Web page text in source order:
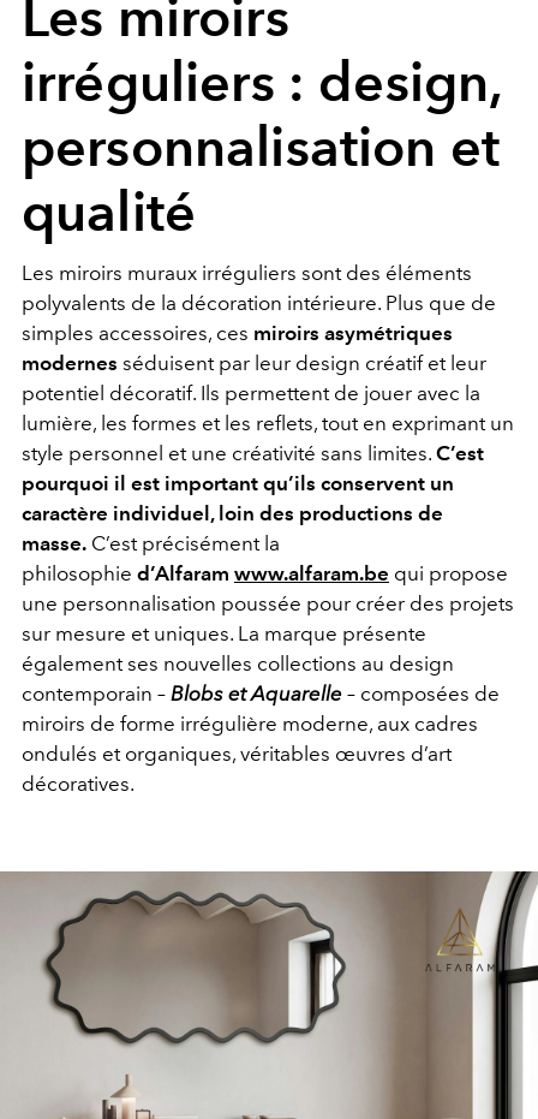
Les miroirs
irréguliers : design,
personnalisation et
qualité
Les miroirs muraux irréguliers sont des éléments
polyvalents de la décoration intérieure. Plus que de
simples accessoires, ces miroirs asymétriques
modernes séduisent par leur design créatif et leur
potentiel décoratif. Ils permettent de jouer avec la
lumière, les formes et les reflets, tout en exprimant un
style personnel et une créativité sans limites. C’est
pourquoi il est important qu’ils conservent un
caractère individuel, loin des productions de
masse. C’est précisément la
philosophie d’Alfaram www.alfaram.be qui propose
une personnalisation poussée pour créer des projets
sur mesure et uniques. La marque présente
également ses nouvelles collections au design
contemporain – Blobs et Aquarelle – composées de
miroirs de forme irrégulière moderne, aux cadres
ondulés et organiques, véritables œuvres d’art
décoratives.